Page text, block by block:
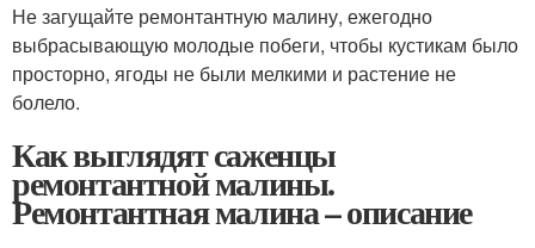
Не загущайте ремонтантную малину, ежегодно
выбрасывающую молодые побеги, чтобы кустикам было
просторно, ягоды не были мелкими и растение не
болело.
Как выглядят саженцы
ремонтантной малины.
Ремонтантная малина – описание